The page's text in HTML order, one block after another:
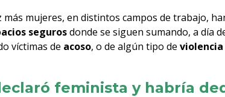
más mujeres, en distintos campos de trabajo,
segurosdonde se siguen sumando, a día
víctimas de acoso, o de algún tipo de violencia
feminista y habría